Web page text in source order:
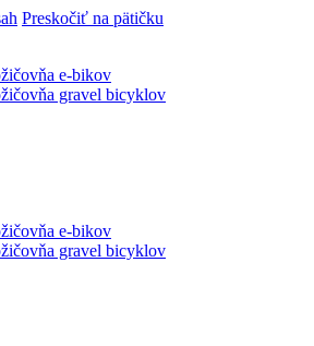
Preskočiť na pätičku
e-bikov
gravel bicyklov
e-bikov
gravel bicyklov